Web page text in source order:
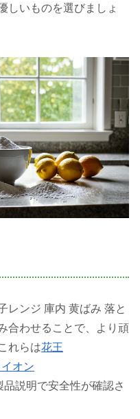
しいものを選びましょ
レンジ 庫内 黄ばみ 落と
合わせることで、より頑
れらは花王
オン
品説明で安全性が確認さ